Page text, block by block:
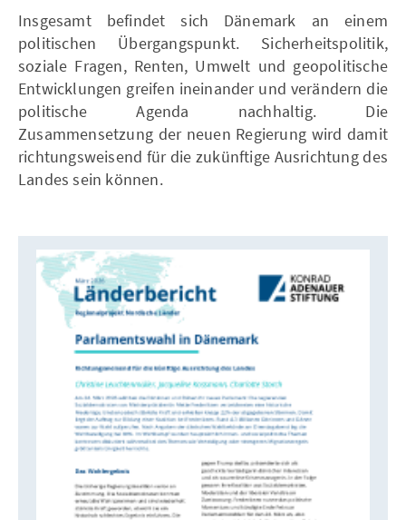
Insgesamt befindet sich Dänemark an einem
politischen Übergangspunkt. Sicherheitspolitik,
soziale Fragen, Renten, Umwelt und geopolitische
Entwicklungen greifen ineinander und verändern die
politische Agenda nachhaltig. Die
Zusammensetzung der neuen Regierung wird damit
richtungsweisend für die zukünftige Ausrichtung des
Landes sein können.